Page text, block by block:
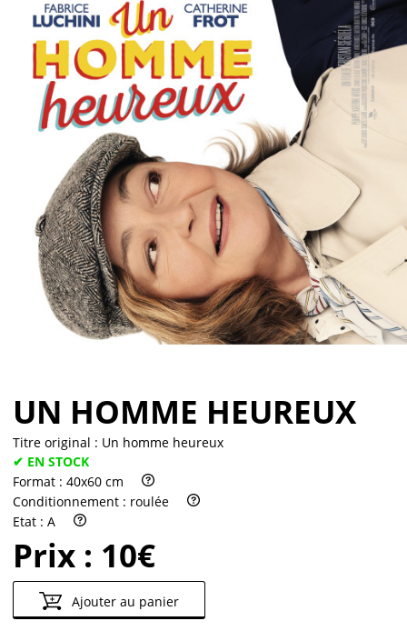
Vendre
UN HOMME HEUREUX
Titre original : Un homme heureux
✔ EN STOCK
Format : 40x60 cm
Conditionnement : roulée
Etat : A
Prix : 10€
Ajouter au panier